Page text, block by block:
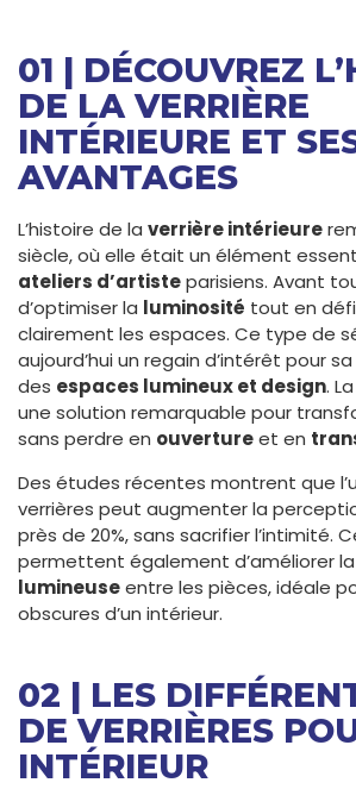
01 | DÉCOUVREZ
DE LA VERRIÈRE
INTÉRIEURE ET
AVANTAGES
L’histoire de la verrière intérieure
siècle, où elle était un élément
ateliers d’artisteparisiens. Avant
d’optimiser la luminosité tout en
clairement les espaces. Ce type de
aujourd’hui un regain d’intérêt pour
des espaces lumineux et design. La
une solution remarquable pour
sans perdre en ouvertureet en
Des études récentes montrent que
verrières peut augmenter la
près de 20%, sans sacrifier l’intimité.
permettent également d’améliorer la
lumineuseentre les pièces, idéale
obscures d’un intérieur.
02 | LES
DE VERRIÈRES
INTÉRIEUR